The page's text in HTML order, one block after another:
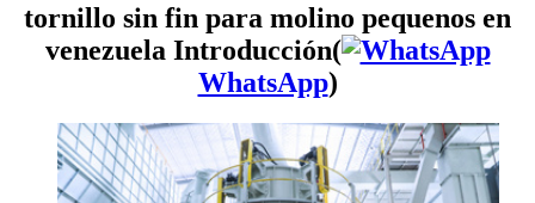
tornillo sin fin para molino pequenos en
venezuela Introducción(
WhatsApp)